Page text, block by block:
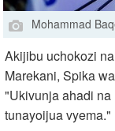
Mohammad
Akijibu uchokozi
Marekani, Spika
"Ukivunja ahadi na
tunayoijua vyema."